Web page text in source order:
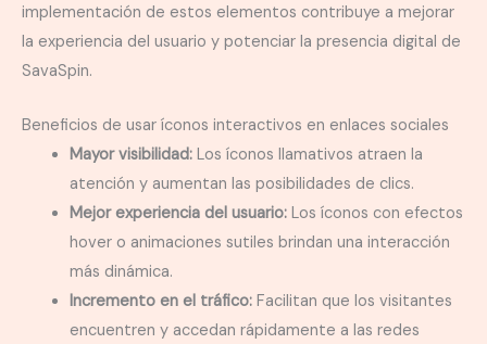
implementación de estos elementos contribuye a mejorar
la experiencia del usuario y potenciar la presencia digital de
SavaSpin.
Beneficios de usar íconos interactivos en enlaces sociales
Mayor visibilidad:Los íconos llamativos atraen la
atención y aumentan las posibilidades de clics.
Mejor experiencia del usuario:Los íconos con efectos
hover o animaciones sutiles brindan una interacción
más dinámica.
Incremento en el tráfico:Facilitan que los visitantes
encuentren y accedan rápidamente a las redes